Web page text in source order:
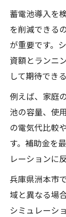
蓄電池導入を
を削減できる
が重要です。
資額とランニ
して期待でき
例えば、家庭
池の容量、使
の電気代比較
す。補助金を
レーションに
兵庫県洲本市
域と異なる場
シミュレーシ